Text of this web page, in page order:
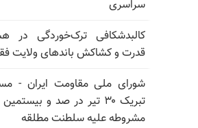
سراسری
کالبدشکافی ترک‌خوردگی
قدرت و کشاکش باندهای ولایت
شورای ملی مقاومت ایران -
تبریک ۳۰ تیر در صد و
مشروطه علیه سلطنت مطلقه